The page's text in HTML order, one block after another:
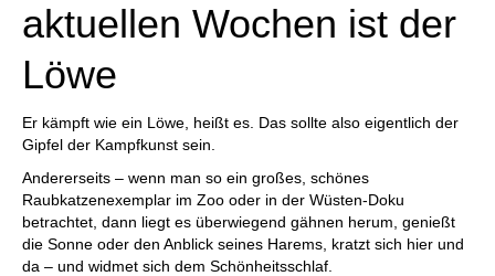
aktuellen Wochen ist der
Löwe
Er kämpft wie ein Löwe, heißt es. Das sollte also eigentlich der
Gipfel der Kampfkunst sein.
Andererseits – wenn man so ein großes, schönes
Raubkatzenexemplar im Zoo oder in der Wüsten-Doku
betrachtet, dann liegt es überwiegend gähnen herum, genießt
die Sonne oder den Anblick seines Harems, kratzt sich hier und
da – und widmet sich dem Schönheitsschlaf.